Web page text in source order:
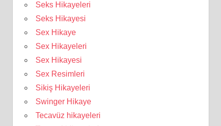
Seks Hikayeleri
Seks Hikayesi
Sex Hikaye
Sex Hikayeleri
Sex Hikayesi
Sex Resimleri
Sikiş Hikayeleri
Swinger Hikaye
Tecavüz hikayeleri